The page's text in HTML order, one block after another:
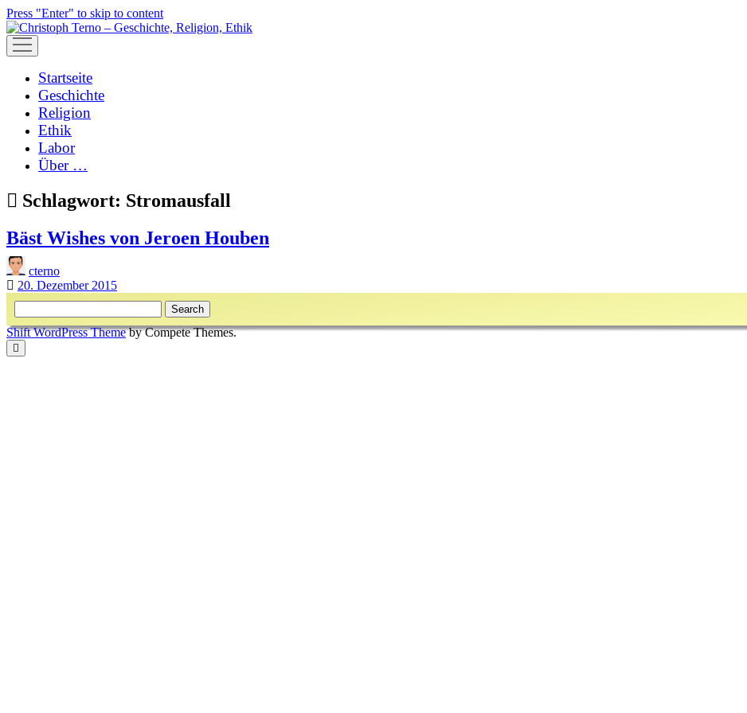
Press "Enter" to skip to content
open
menu
Startseite
Geschichte
Religion
Ethik
Labor
Über …
Schlagwort: Stromausfall
Bäst Wishes von Jeroen Houben
cterno
20. Dezember 2015
Sidebar
Shift WordPress Themeby Compete Themes.
Scroll
to